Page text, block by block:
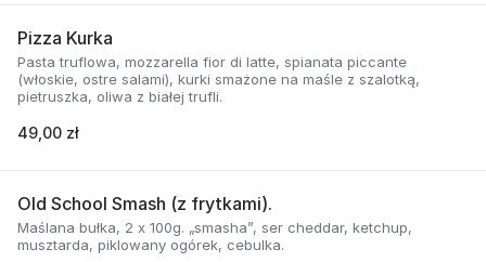
Pizza Kurka
Pasta truflowa, mozzarella fior di latte, spianata piccante
(włoskie, ostre salami), kurki smażone na maśle z szalotką,
pietruszka, oliwa z białej trufli.
49,00 zł
Old School Smash (z frytkami).
Maślana bułka, 2 x 100g. „smasha”, ser cheddar, ketchup,
musztarda, piklowany ogórek, cebulka.